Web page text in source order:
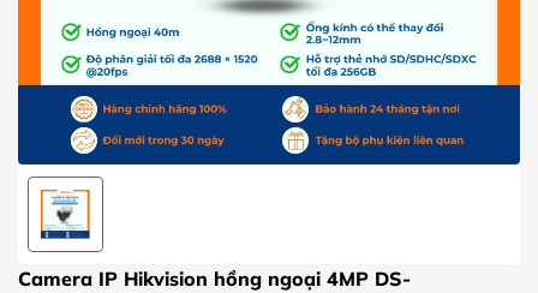
Camera IP Hikvision hồng ngoại 4MP DS-